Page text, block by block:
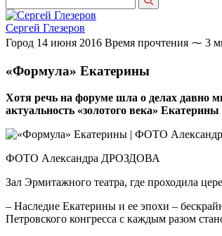
Сергей Глезеров
Город 14 июня 2016 Время прочтения ⁓ 3
«Формула» Екатерины
Хотя речь на форуме шла о делах давно
актуальность «золотого века»
ФОТО Александра ДРОЗДОВА
Зал Эрмитажного театра, где проходила
– Наследие Екатерины и ее эпохи –
Петровского конгресса с каждым разом